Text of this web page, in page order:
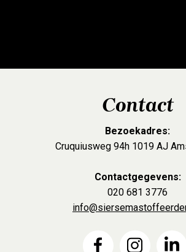
Contact
Bezoekadres:
Cruquiusweg 94h 1019 AJ
Contactgegevens:
020 681 3776